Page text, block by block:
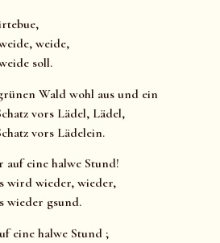
weide,
soll.
Wald wohl aus und ein
vors Lädel, Lädel,
vors Lädelein.
auf eine halwe Stund!
wird wieder, wieder,
wieder gsund.
eine halwe Stund ;